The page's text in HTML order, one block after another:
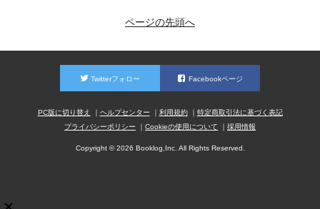
ページの先頭へ
Twitterフォロー Facebookページ
PC版に切り替え ヘルプセンター 利用規約
特定商取引法に基づく表記
プライバシーポリシー
Cookieの使用について 採用情報
Copyright © 2026 Booklog,Inc. All Rights Reserved.